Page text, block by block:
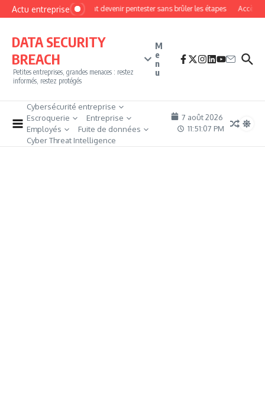
Aller au contenu
Actu entrepriseComment devenir pentester sans brûler les étapes Accès
DATA SECURITY
BREACH
Petites entreprises, grandes menaces : restez
informés, restez protégés
M
e
n
u
Cybersécurité entreprise
Escroquerie
Entreprise
Employés
Fuite de données
Cyber Threat Intelligence
7 août 2026
11:51:08 PM